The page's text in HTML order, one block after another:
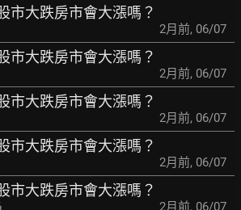
市大跌房市會大漲嗎？
2月前, 06/07
市大跌房市會大漲嗎？
2月前, 06/07
市大跌房市會大漲嗎？
2月前, 06/07
市大跌房市會大漲嗎？
2月前, 06/07
市大跌房市會大漲嗎？
2月前, 06/07